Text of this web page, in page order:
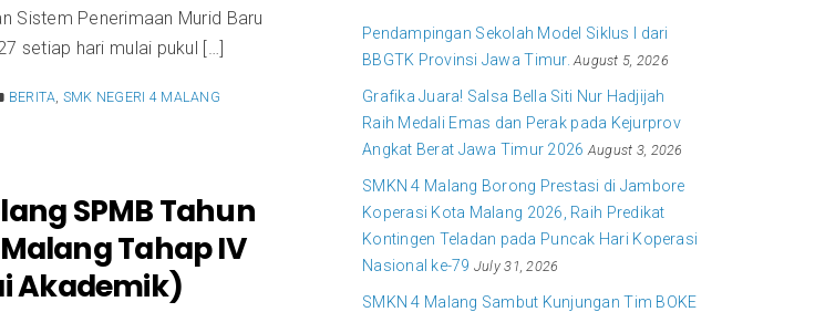
Sistem Penerimaan Murid Baru
setiap hari mulai pukul […]
BERITA SMK NEGERI 4 MALANG
SPMB Tahun
Tahap IV
Akademik)
Pendampingan Sekolah Model Siklus I dari
BBGTK Provinsi Jawa Timur. August 5, 2026
Grafika Juara! Salsa Bella Siti Nur Hadjijah
Raih Medali Emas dan Perak pada Kejurprov
Angkat Berat Jawa Timur 2026 August 3, 2026
SMKN 4 Malang Borong Prestasi di Jambore
Koperasi Kota Malang 2026, Raih Predikat
Kontingen Teladan pada Puncak Hari Koperasi
Nasional ke-79 July 31, 2026
SMKN 4 Malang Sambut Kunjungan Tim BOKE